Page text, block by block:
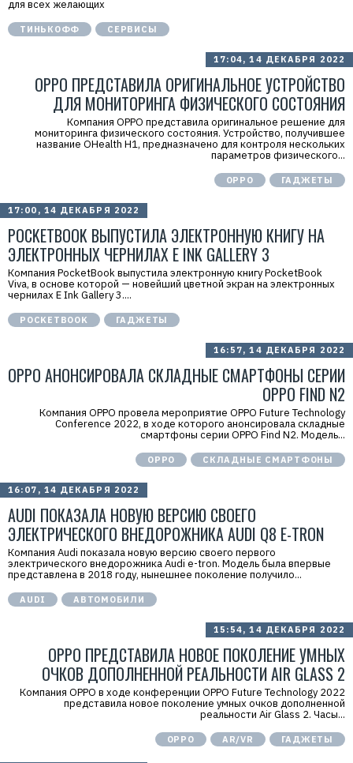
для всех желающих
ТИНЬКОФФ СЕРВИСЫ
17:04, 14 ДЕКАБРЯ 2022
OPPO ПРЕДСТАВИЛА ОРИГИНАЛЬНОЕ УСТРОЙСТВО
ДЛЯ МОНИТОРИНГА ФИЗИЧЕСКОГО СОСТОЯНИЯ
Компания OPPO представила оригинальное решение для
мониторинга физического состояния. Устройство, получившее
название OHealth H1, предназначено для контроля нескольких
параметров физического...
OPPO ГАДЖЕТЫ
17:00, 14 ДЕКАБРЯ 2022
POCKETBOOK ВЫПУСТИЛА ЭЛЕКТРОННУЮ КНИГУ НА
ЭЛЕКТРОННЫХ ЧЕРНИЛАХ E INK GALLERY 3
Компания PocketBook выпустила электронную книгу PocketBook
Viva, в основе которой — новейший цветной экран на электронных
чернилах E Ink Gallery 3....
POCKETBOOK ГАДЖЕТЫ
16:57, 14 ДЕКАБРЯ 2022
OPPO АНОНСИРОВАЛА СКЛАДНЫЕ СМАРТФОНЫ СЕРИИ
OPPO FIND N2
Компания OPPO провела мероприятие OPPO Future Technology
Conference 2022, в ходе которого анонсировала складные
смартфоны серии OPPO Find N2. Модель...
OPPO СКЛАДНЫЕ СМАРТФОНЫ
16:07, 14 ДЕКАБРЯ 2022
AUDI ПОКАЗАЛА НОВУЮ ВЕРСИЮ СВОЕГО
ЭЛЕКТРИЧЕСКОГО ВНЕДОРОЖНИКА AUDI Q8 E-TRON
Компания Audi показала новую версию своего первого
электрического внедорожника Audi e-tron. Модель была впервые
представлена в 2018 году, нынешнее поколение получило...
AUDI АВТОМОБИЛИ
15:54, 14 ДЕКАБРЯ 2022
OPPO ПРЕДСТАВИЛА НОВОЕ ПОКОЛЕНИЕ УМНЫХ
ОЧКОВ ДОПОЛНЕННОЙ РЕАЛЬНОСТИ AIR GLASS 2
Компания OPPO в ходе конференции OPPO Future Technology 2022
представила новое поколение умных очков дополненной
реальности Air Glass 2. Часы...
OPPO AR/VR ГАДЖЕТЫ
Р
л